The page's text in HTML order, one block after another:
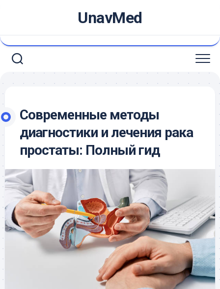
UnavMed
Современные методы
диагностики и лечения рака
простаты: Полный гид